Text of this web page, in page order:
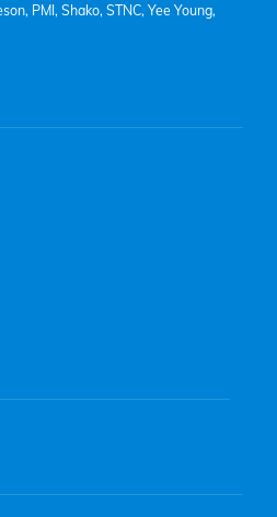
PMI, Shako, STNC, Yee Young,